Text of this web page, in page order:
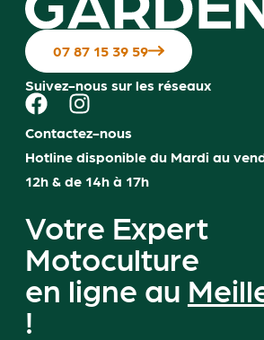
07 87 15 39 59
Suivez-nous sur les réseaux
Contactez-nous
Hotline disponible du Mardi au
12h & de 14h à 17h
Votre Expert
Motoculture
en ligne au
!